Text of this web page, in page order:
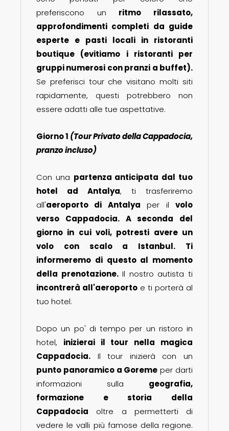
preferiscono un ritmo rilassato,
approfondimenti completi da guide
esperte e pasti locali in ristoranti
boutique (evitiamo i ristoranti per
gruppi numerosi con pranzi a buffet).
Se preferisci tour che visitano molti siti
rapidamente, questi potrebbero non
essere adatti alle tue aspettative.
Giorno 1 (Tour Privato della Cappadocia,
pranzo incluso)
Con una partenza anticipata dal tuo
hotel ad Antalya, ti trasferiremo
all'aeroporto di Antalya per ilvolo
verso Cappadocia. A seconda del
giorno in cui voli, potresti avere un
volo con scalo a Istanbul. Ti
informeremo di questo al momento
della prenotazione.Il nostro autista ti
incontrerà all'aeroporto e ti porterà al
tuo hotel.
Dopo un po' di tempo per un ristoro in
hotel, inizierai il tour nella magica
Cappadocia. Il tour inizierà con un
punto panoramico a Goreme per darti
informazioni sulla geografia,
formazione e storia della
Cappadocia oltre a permetterti di
vedere le valli più famose della regione.